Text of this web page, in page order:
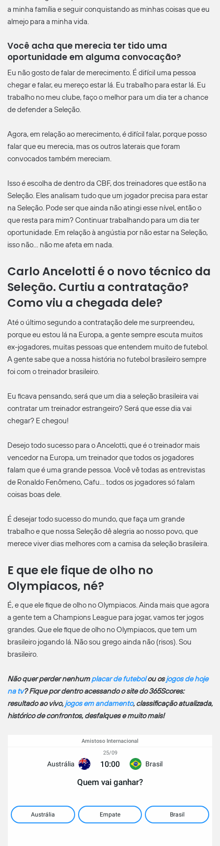
a minha família e seguir conquistando as minhas coisas que eu
almejo para a minha vida.
Você acha que merecia ter tido uma
oportunidade em alguma convocação?
Eu não gosto de falar de merecimento. É difícil uma pessoa
chegar e falar, eu mereço estar lá. Eu trabalho para estar lá. Eu
trabalho no meu clube, faço o melhor para um dia ter a chance
de defender a Seleção.
Agora, em relação ao merecimento, é difícil falar, porque posso
falar que eu merecia, mas os outros laterais que foram
convocados também mereciam.
Isso é escolha de dentro da CBF, dos treinadores que estão na
Seleção. Eles analisam tudo que um jogador precisa para estar
na Seleção. Pode ser que ainda não atingi esse nível, então o
que resta para mim? Continuar trabalhando para um dia ter
oportunidade. Em relação à angústia por não estar na Seleção,
isso não… não me afeta em nada.
Carlo Ancelotti é o novo técnico da
Seleção. Curtiu a contratação?
Como viu a chegada dele?
Até o último segundo a contratação dele me surpreendeu,
porque eu estou lá na Europa, a gente sempre escuta muitos
ex-jogadores, muitas pessoas que entendem muito de futebol.
A gente sabe que a nossa história no futebol brasileiro sempre
foi com o treinador brasileiro.
Eu ficava pensando, será que um dia a seleção brasileira vai
contratar um treinador estrangeiro? Será que esse dia vai
chegar? E chegou!
Desejo todo sucesso para o Ancelotti, que é o treinador mais
vencedor na Europa, um treinador que todos os jogadores
falam que é uma grande pessoa. Você vê todas as entrevistas
de Ronaldo Fenômeno, Cafu… todos os jogadores só falam
coisas boas dele.
É desejar todo sucesso do mundo, que faça um grande
trabalho e que nossa Seleção dê alegria ao nosso povo, que
merece viver dias melhores com a camisa da seleção brasileira.
E que ele fique de olho no
Olympiacos, né?
É, e que ele fique de olho no Olympiacos. Ainda mais que agora
a gente tem a Champions League para jogar, vamos ter jogos
grandes. Que ele fique de olho no Olympiacos, que tem um
brasileiro jogando lá. Não sou grego ainda não (risos). Sou
brasileiro.
Não quer perder nenhumplacar de futebolou osjogos de hoje
na tv? Fique por dentro acessando o site do 365Scores:
resultado ao vivo,jogos em andamento, classificação atualizada,
histórico de confrontos, desfalques e muito mais!
Amistoso Internacional
Austrália
25/09
10:00 Brasil
Quem vai ganhar?
Austrália Empate Brasil